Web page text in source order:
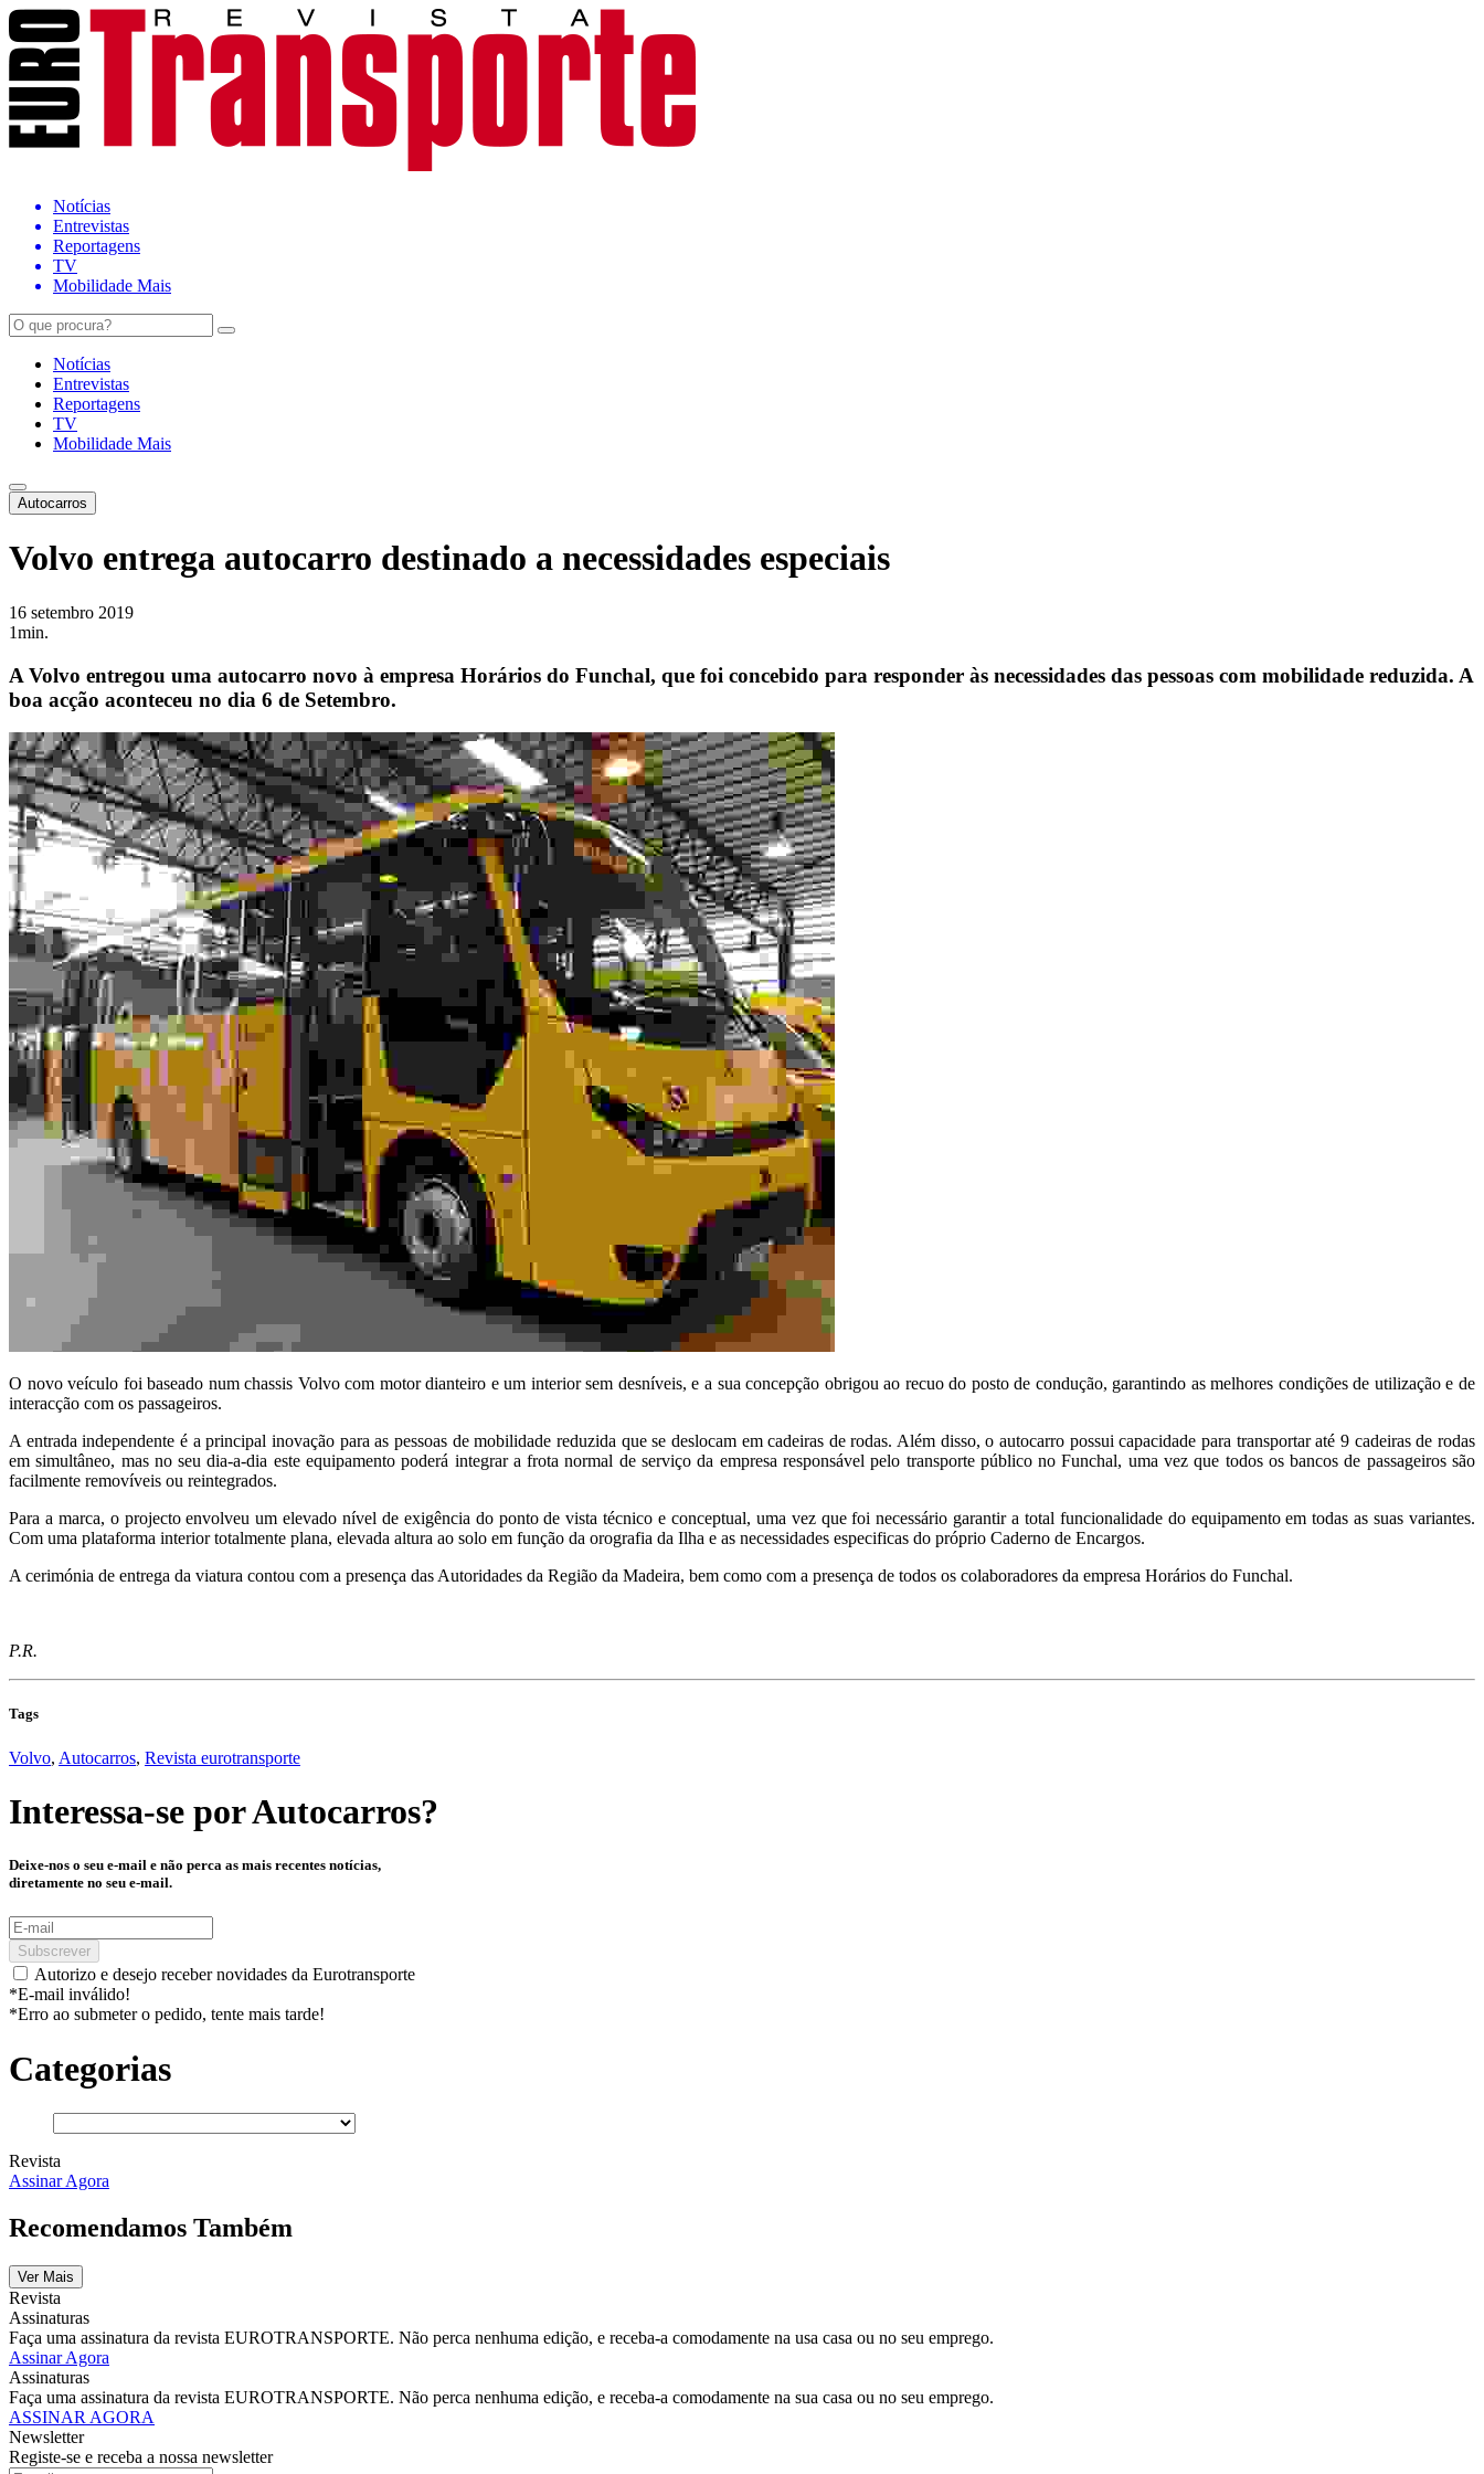
Notícias
Entrevistas
Reportagens
TV
Mobilidade Mais
Notícias
Entrevistas
Reportagens
TV
Mobilidade Mais
Autocarros
Volvo entrega autocarro destinado a necessidades especiais
16 setembro 2019
1min.
A Volvo entregou uma autocarro novo à empresa Horários do Funchal, que foi concebido para responder às necessidades das pessoas com mobilidade reduzida. A
boa acção aconteceu no dia 6 de Setembro.
O novo veículo foi baseado num chassis Volvo com motor dianteiro e um interior sem desníveis, e a sua concepção obrigou ao recuo do posto de condução, garantindo as melhores condições de utilização e de
interacção com os passageiros.
A entrada independente é a principal inovação para as pessoas de mobilidade reduzida que se deslocam em cadeiras de rodas. Além disso, o autocarro possui capacidade para transportar até 9 cadeiras de rodas
em simultâneo, mas no seu dia-a-dia este equipamento poderá integrar a frota normal de serviço da empresa responsável pelo transporte público no Funchal, uma vez que todos os bancos de passageiros são
facilmente removíveis ou reintegrados.
Para a marca, o projecto envolveu um elevado nível de exigência do ponto de vista técnico e conceptual, uma vez que foi necessário garantir a total funcionalidade do equipamento em todas as suas variantes.
Com uma plataforma interior totalmente plana, elevada altura ao solo em função da orografia da Ilha e as necessidades especificas do próprio Caderno de Encargos.
A cerimónia de entrega da viatura contou com a presença das Autoridades da Região da Madeira, bem como com a presença de todos os colaboradores da empresa Horários do Funchal.
P.R.
Tags
Volvo, Autocarros, Revista eurotransporte
Interessa-se porAutocarros?
Deixe-nos o seu e-mail e não perca as mais recentes notícias,
diretamente no seu e-mail.
Subscrever
Autorizo e desejo receber novidades da Eurotransporte
*E-mail inválido!
*Erro ao submeter o pedido, tente mais tarde!
Categorias
Revista
Assinar Agora
Recomendamos Também
Ver Mais
Revista
Assinaturas
Faça uma assinatura da revista EUROTRANSPORTE. Não perca nenhuma edição, e receba-a comodamente na usa casa ou no seu emprego.
Assinar Agora
Assinaturas
Faça uma assinatura da revista EUROTRANSPORTE. Não perca nenhuma edição, e receba-a comodamente na sua casa ou no seu emprego.
ASSINAR AGORA
Newsletter
Registe-se e receba a nossa newsletter